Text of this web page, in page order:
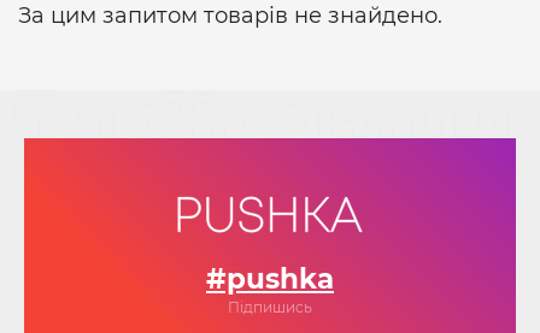
За цим запитом товарів не знайдено.
#pushka
Підпишись